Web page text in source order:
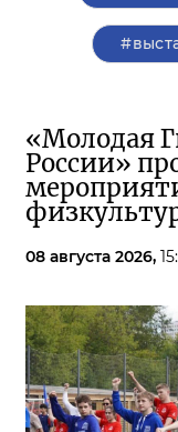
«Молодая
России»
08 августа 2026,